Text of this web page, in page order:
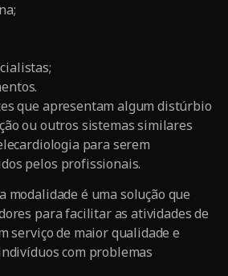
que apresentam algum distúrbio
ou outros sistemas similares
para serem
pelos profissionais.
modalidade é uma solução que
para facilitar as atividades de
serviço de maior qualidade e
com problemas